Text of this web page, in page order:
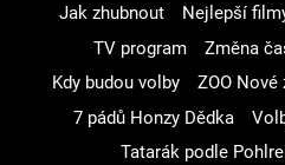
Jak zhubnout Nejlepší
TV program
Změna
Kdy budou volby
ZOO Nové
7 pádů Honzy Dědka
Tatarák podle